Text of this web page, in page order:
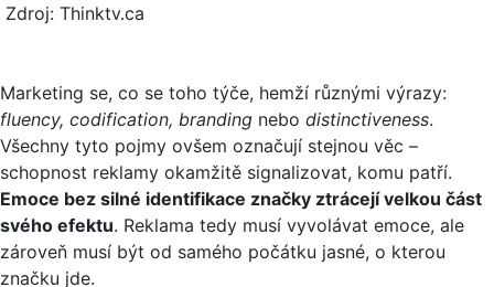
Zdroj: Thinktv.ca
Marketing se, co se toho týče, hemží různými výrazy:
fluency, codification, branding nebo distinctiveness.
Všechny tyto pojmy ovšem označují stejnou věc –
schopnost reklamy okamžitě signalizovat, komu patří.
Emoce bez silné identifikace značky ztrácejí velkou část
svého efektu. Reklama tedy musí vyvolávat emoce, ale
zároveň musí být od samého počátku jasné, o kterou
značku jde.